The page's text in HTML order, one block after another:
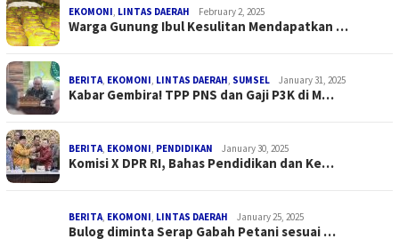
EKOMONI LINTAS DAERAH February 2, 2025
Warga Gunung Ibul Kesulitan Mendapatkan …
BERITA EKOMONI LINTAS DAERAH SUMSEL January 31, 2025
Kabar Gembira! TPP PNS dan Gaji P3K di M…
BERITA EKOMONI PENDIDIKAN January 30, 2025
Komisi X DPR RI, Bahas Pendidikan dan Ke…
BERITA EKOMONI LINTAS DAERAH January 25, 2025
Bulog diminta Serap Gabah Petani sesuai …